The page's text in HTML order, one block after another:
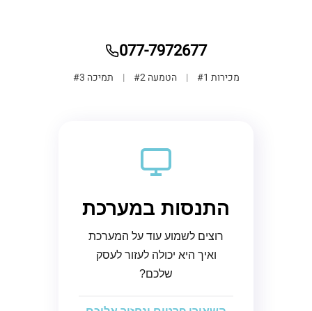
077-7972677
מכירות #1 | הטמעה #2 | תמיכה #3
התנסות במערכת
רוצים לשמוע עוד על המערכת
ואיך היא יכולה לעזור לעסק
שלכם?